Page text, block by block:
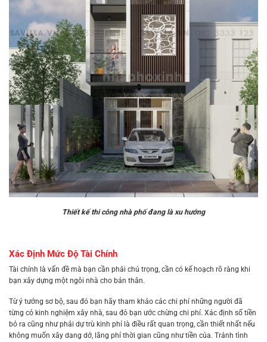
Thiết kế thi công nhà phố đang là xu hướng
Xác Định Mức Độ Tài Chính
Tài chính là vấn đề mà bạn cần phải chú trọng, cần có kế hoạch rõ ràng khi
bạn xây dựng một ngôi nhà cho bản thân.
Từ ý tưởng sơ bộ, sau đó bạn hãy tham khảo các chi phí những người đã
từng có kinh nghiệm xây nhà, sau đó bạn ước chừng chi phí. Xác định số tiền
bỏ ra cũng như phải dự trù kinh phí là điều rất quan trọng, cần thiết nhất nếu
không muốn xây dang dở, lãng phí thời gian cũng như tiền của. Tránh tình